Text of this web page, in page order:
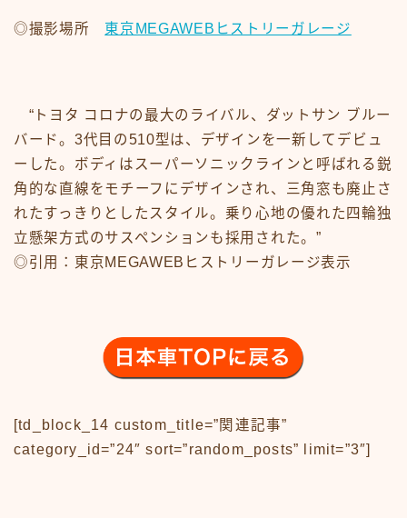
Homepage – Newsmag
Homepage – Newspaper
News
sample
test
あの頃のいろいろ
あの頃のいろいろ50-59
あの頃のいろいろ60-69
あの頃のいろいろ70-79
あの頃のいろいろ80-89
あの頃のいろいろその他
おもちゃ50-59
おもちゃ60-69
おもちゃ80-89
おもちゃその他
◎撮影場所 東京MEGAWEBヒストリーガレージ
“トヨタ コロナの最大のライバル、ダットサン ブルー
バード。3代目の510型は、デザインを一新してデビュ
ーした。ボディはスーパーソニックラインと呼ばれる鋭
角的な直線をモチーフにデザインされ、三角窓も廃止さ
れたすっきりとしたスタイル。乗り心地の優れた四輪独
立懸架方式のサスペンションも採用された。”
◎引用：東京MEGAWEBヒストリーガレージ表示
[td_block_14 custom_title=”関連記事”
category_id=”24″ sort=”random_posts” limit=”3″]